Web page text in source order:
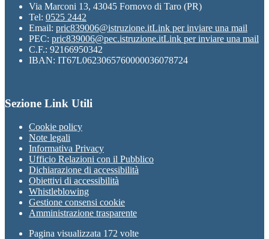
Via Marconi 13, 43045 Fornovo di Taro (PR)
Tel: 0525 2442
Email: pric839006@istruzione.itLink per inviare una mail
PEC: pric839006@pec.istruzione.itLink per inviare una mail
C.F.: 92166950342
IBAN: IT67L0623065760000036078724
Sezione Link Utili
Cookie policy
Note legali
Informativa Privacy
Ufficio Relazioni con il Pubblico
Dichiarazione di accessibilità
Obiettivi di accessibilità
Whistleblowing
Gestione consensi cookie
Amministrazione trasparente
Pagina visualizzata 172 volte